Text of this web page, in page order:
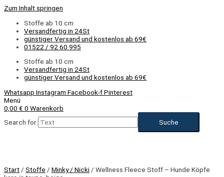
Zum Inhalt springen
Stoffe ab 10 cm
Versandfertig in 24St
günstiger Versand und kostenlos ab 69€
01522 / 92 60 995
Stoffe ab 10 cm
Versandfertig in 24St
günstiger Versand und kostenlos ab 69€
Whatsapp Instagram Facebook-fPinterest
Menü
0,00 € 0 Warenkorb
Search for:
Start / Stoffe / Minky / Nicki / Wellness Fleece Stoff – Hunde Köpfe